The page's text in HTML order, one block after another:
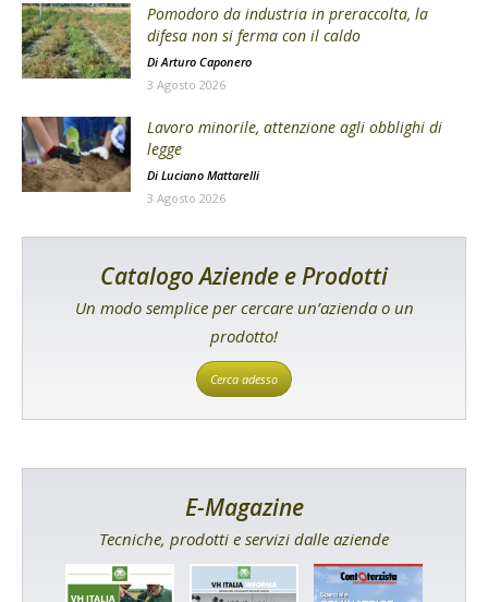
Pomodoro da industria in preraccolta, la
difesa non si ferma con il caldo
Di Arturo Caponero
3 Agosto 2026
Lavoro minorile, attenzione agli obblighi di
legge
Di Luciano Mattarelli
3 Agosto 2026
Catalogo Aziende e Prodotti
Un modo semplice per cercare un’azienda o un
prodotto!
Cerca adesso
E-Magazine
Tecniche, prodotti e servizi dalle aziende